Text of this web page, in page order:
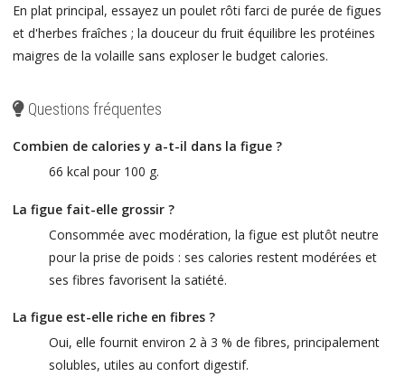
En plat principal, essayez un poulet rôti farci de purée de figues
et d'herbes fraîches ; la douceur du fruit équilibre les protéines
maigres de la volaille sans exploser le budget calories.
Questions fréquentes
Combien de calories y a-t-il dans la figue ?
66 kcal pour 100 g.
La figue fait-elle grossir ?
Consommée avec modération, la figue est plutôt neutre
pour la prise de poids : ses calories restent modérées et
ses fibres favorisent la satiété.
La figue est-elle riche en fibres ?
Oui, elle fournit environ 2 à 3 % de fibres, principalement
solubles, utiles au confort digestif.